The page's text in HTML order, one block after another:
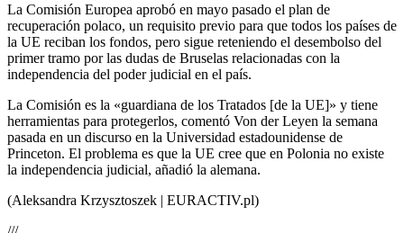
La Comisión Europea aprobó en mayo pasado el plan de
recuperación polaco, un requisito previo para que todos los países de
la UE reciban los fondos, pero sigue reteniendo el desembolso del
primer tramo por las dudas de Bruselas relacionadas con la
independencia del poder judicial en el país.
La Comisión es la «guardiana de los Tratados [de la UE]» y tiene
herramientas para protegerlos, comentó Von der Leyen la semana
pasada en un discurso en la Universidad estadounidense de
Princeton. El problema es que la UE cree que en Polonia no existe
la independencia judicial, añadió la alemana.
(Aleksandra Krzysztoszek | EURACTIV.pl)